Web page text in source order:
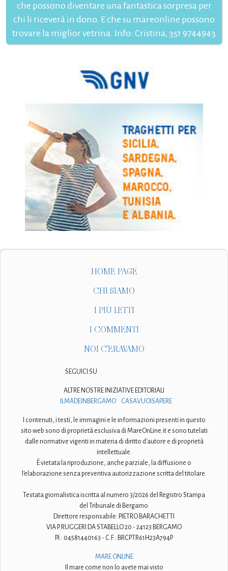
che possono diventare una fantastica sorpresa per
chi li riceverà in dono. E che su mareonline possono
trovare la miglior vetrina. Info: Cristina, 351 9744943
HOME PAGE
CHI SIAMO
I PIÙ LETTI
I COMMENTI
NOI C'ERAVAMO
SEGUICI SU
ALTRE NOSTRE INIZIATIVE EDITORIALI
ILMADEINBERGAMO
CASAVUOISAPERE
I contenuti, i testi, le immagini e le informazioni presenti in questo
sito web sono di proprietà esclusiva di MareOnLine.it e sono tutelati
dalle normative vigenti in materia di diritto d'autore e di proprietà
intellettuale.
È vietata la riproduzione, anche parziale, la diffusione o
l'elaborazione senza preventiva autorizzazione scritta del titolare.
Testata giornalistica iscritta al numero 3/2026 del Registro Stampa
del Tribunale di Bergamo.
Direttore responsabile: PIETRO BARACHETTI
VIA P. RUGGERI DA STABELLO 20 - 24123 BERGAMO
P.I.: 04581440163 - C.F.: BRCPTR61H23A794P
MARE ONLINE
Il mare come non lo avete mai visto